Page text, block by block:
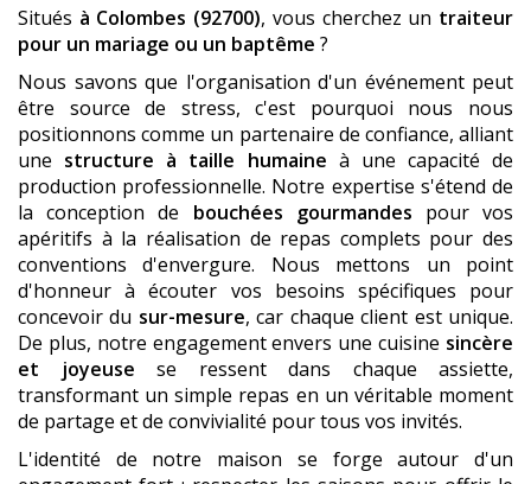
Situés à Colombes (92700), vous cherchez un traiteur
pour un mariage ou un baptême ?
Nous savons que l'organisation d'un événement peut
être source de stress, c'est pourquoi nous nous
positionnons comme un partenaire de confiance, alliant
une structure à taille humaine à une capacité de
production professionnelle. Notre expertise s'étend de
la conception de bouchées gourmandes pour vos
apéritifs à la réalisation de repas complets pour des
conventions d'envergure. Nous mettons un point
d'honneur à écouter vos besoins spécifiques pour
concevoir du sur-mesure, car chaque client est unique.
De plus, notre engagement envers une cuisine sincère
et joyeuse se ressent dans chaque assiette,
transformant un simple repas en un véritable moment
de partage et de convivialité pour tous vos invités.
L'identité de notre maison se forge autour d'un